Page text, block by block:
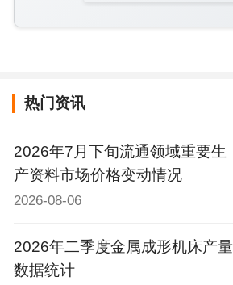
热门资讯
2026年7月下旬流通领域重要生
产资料市场价格变动情况
2026-08-06
2026年二季度金属成形机床产量
数据统计